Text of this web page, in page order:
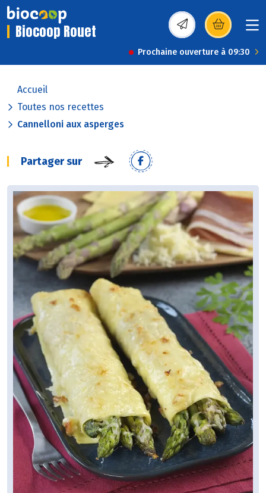
Biocoop Rouet (s’ouvre dans une
Prochaine ouverture à 09:30
Accueil
Toutes nos recettes
Cannelloni aux asperges
Partager sur